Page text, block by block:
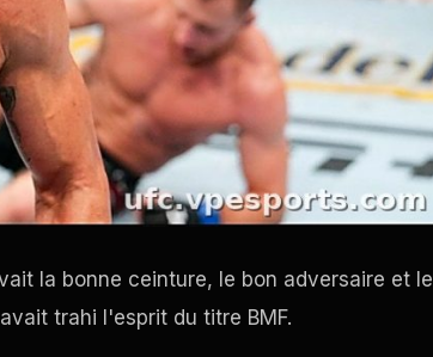
la bonne ceinture, le bon adversaire et le
avait trahi l'esprit du titre BMF.